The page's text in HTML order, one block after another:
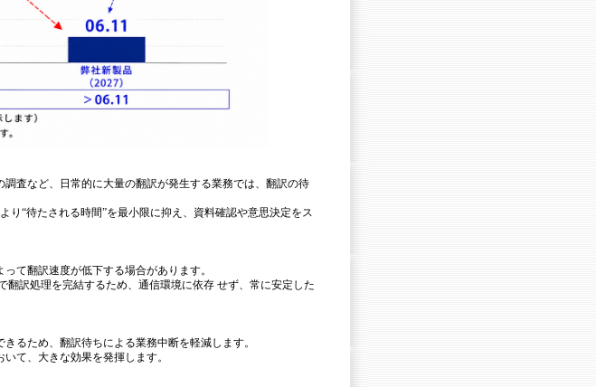
査など、日常的に大量の翻訳が発生する業務では、翻訳の待
り“待たされる時間”を最小限に抑え、資料確認や意思決定をス
て翻訳速度が低下する場合があります。
翻訳処理を完結するため、通信環境に依存 せず、常に安定した
るため、翻訳待ちによる業務中断を軽減します。
て、大きな効果を発揮します。